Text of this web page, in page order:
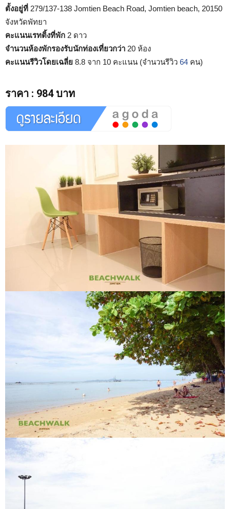
ตั้งอยู่ที่ 279/137-138 Jomtien Beach Road, Jomtien beach, 20150
จังหวัดพัทยา
คะแนนเรทติ้งที่พัก 2 ดาว
จำนวนห้องพักรองรับนักท่องเที่ยวกว่า 20 ห้อง
คะแนนรีวิวโดยเฉลี่ย 8.8 จาก 10 คะแนน (จำนวนรีวิว 64 คน)
ราคา : 984 บาท